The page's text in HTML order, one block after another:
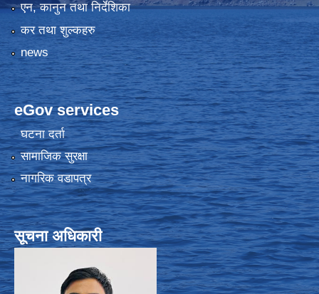
एन, कानुन तथा निर्देशिका
कर तथा शुल्कहरु
news
eGov services
घटना दर्ता
सामाजिक सुरक्षा
नागरिक वडापत्र
सूचना अधिकारी